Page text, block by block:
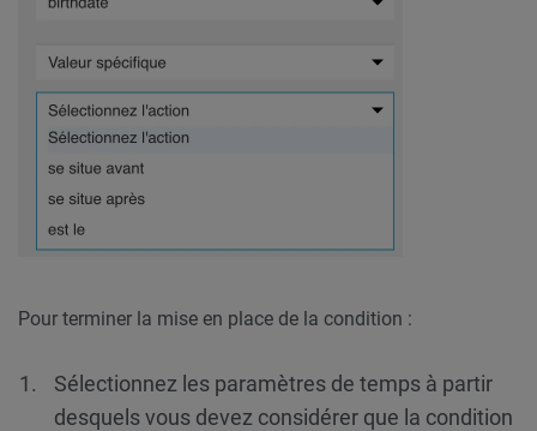
Pour terminer la mise en place de la condition :
Sélectionnez les paramètres de temps à partir
desquels vous devez considérer que la condition